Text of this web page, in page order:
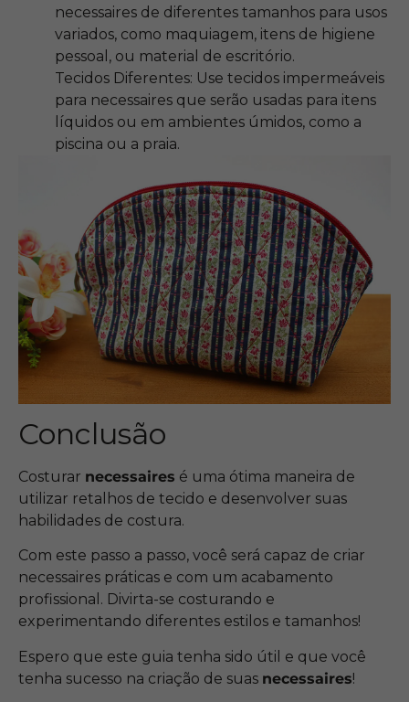
necessaires de diferentes tamanhos para usos
variados, como maquiagem, itens de higiene
pessoal, ou material de escritório.
Tecidos Diferentes: Use tecidos impermeáveis
para necessaires que serão usadas para itens
líquidos ou em ambientes úmidos, como a
piscina ou a praia.
Conclusão
Costurar necessaires é uma ótima maneira de
utilizar retalhos de tecido e desenvolver suas
habilidades de costura.
Com este passo a passo, você será capaz de criar
necessaires práticas e com um acabamento
profissional. Divirta-se costurando e
experimentando diferentes estilos e tamanhos!
Espero que este guia tenha sido útil e que você
tenha sucesso na criação de suas necessaires!